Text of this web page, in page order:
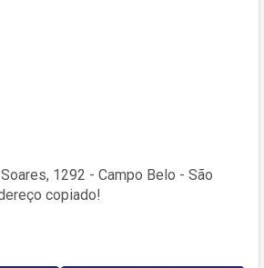
1292 - Campo Belo - São
copiado!